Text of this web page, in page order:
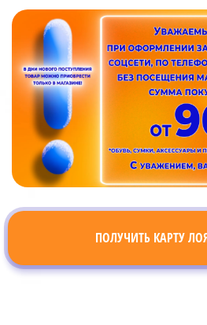
ПОЛУЧИТЬ КАРТУ